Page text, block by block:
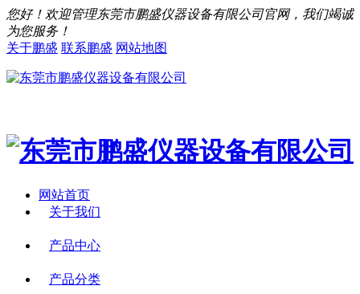
您好！欢迎管理东莞市鹏盛仪器设备有限公司官网，我们竭诚
为您服务！
关于鹏盛 联系鹏盛 网站地图
网站首页
关于我们
产品中心
产品分类